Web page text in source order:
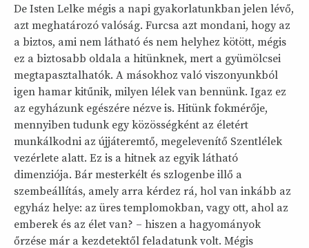
De Isten Lelke mégis a napi gyakorlatunkban jelen lévő,
azt meghatározó valóság. Furcsa azt mondani, hogy az
a biztos, ami nem látható és nem helyhez kötött, mégis
ez a biztosabb oldala a hitünknek, mert a gyümölcsei
megtapasztalhatók. A másokhoz való viszonyunkból
igen hamar kitűnik, milyen lélek van bennünk. Igaz ez
az egyházunk egészére nézve is. Hitünk fokmérője,
mennyiben tudunk egy közösségként az életért
munkálkodni az újjáteremtő, megelevenítő Szentlélek
vezérlete alatt. Ez is a hitnek az egyik látható
dimenziója. Bár mesterkélt és szlogenbe illő a
szembeállítás, amely arra kérdez rá, hol van inkább az
egyház helye: az üres templomokban, vagy ott, ahol az
emberek és az élet van? – hiszen a hagyományok
őrzése már a kezdetektől feladatunk volt. Mégis